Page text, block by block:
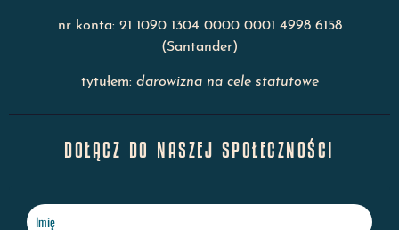
nr konta: 21 1090 1304 0000 0001 4998 6158
(Santander)
tytułem: darowizna na cele statutowe
DOŁĄCZ DO NASZEJ SPOŁECZNOŚCI